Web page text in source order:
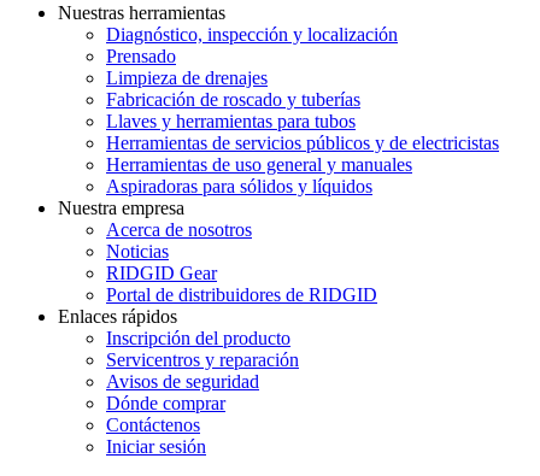
Nuestras herramientas
Diagnóstico, inspección y localización
Prensado
Limpieza de drenajes
Fabricación de roscado y tuberías
Llaves y herramientas para tubos
Herramientas de servicios públicos y de electricistas
Herramientas de uso general y manuales
Aspiradoras para sólidos y líquidos
Nuestra empresa
Acerca de nosotros
Noticias
RIDGID Gear
Portal de distribuidores de RIDGID
Enlaces rápidos
Inscripción del producto
Servicentros y reparación
Avisos de seguridad
Dónde comprar
Contáctenos
Iniciar sesión